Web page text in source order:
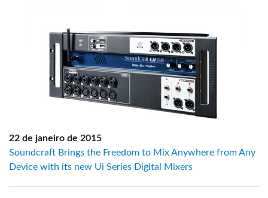
22 de janeiro de 2015
Soundcraft Brings the Freedom to Mix Anywhere from Any
Device with its new Ui Series Digital Mixers